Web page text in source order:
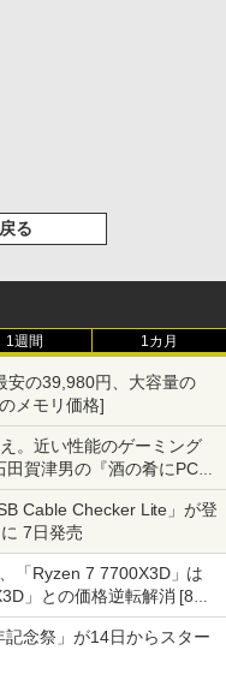
る
1週間 1カ月
安の39,980円、大容量の
メモリ価格]
。近い性能のゲーミング
賀津男の『酒の肴にPCゲ
Cable Checker Lite」が登
7日発売
「Ryzen 7 7700X3D」は
」との価格逆転解消 [8月
念祭」が14日からスター